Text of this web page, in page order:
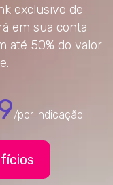
exclusivo de
em sua conta
até 50% do valor
/por indicação